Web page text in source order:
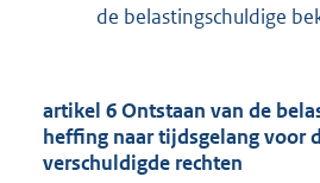
de belastingschuldige
artikel 6 Ontstaan van de
heffing naar tijdsgelang voor
verschuldigde rechten